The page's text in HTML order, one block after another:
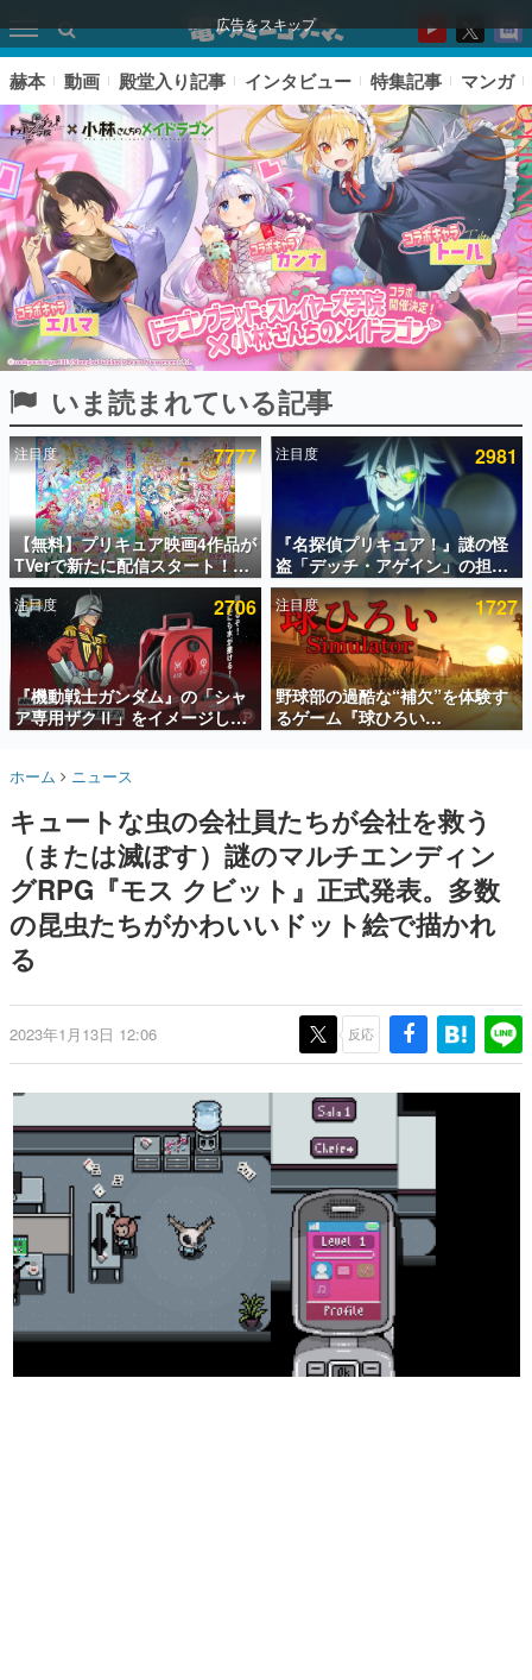
広告をスキップ
ピックアップ
電ファミのいま読まれている記事ランキング
アプリセール情報
インタビュー
連載・特集一覧
殿堂入り記事
SNS拡散数が数千以上！ ページビュー数万以上！ などな
ど。多くの人々に読まれた、電ファミ渾身の“殿堂入り”記
事をまとめました。
名作ゲームクリエイターの方々に製作時のエピソードをお
きます。
赫本
この物語を解いてはいけない。『赫本』は、〈試験問題〉
の形をした短編ホラー小説集です。
ゲーム世代の作家たち
ゲームに多大な影響を受けた作家さんに取材し、ゲームが
日本モバイルゲーム産業史
日本のモバイルゲーム史における主要なトピック・タイト
ルを網羅するほか、開発者へのインタビューや識者による
解説を掲載。約20年の歴史が一望できる決定版！
若ゲのいたり〜ゲームクリエイターの青春〜
『うつヌケ』『ペンと箸』等で知られるマンガ家・田中圭
一先生によるゲーム業界レポートマンガです。
なんでゲームは面白い？
ゲーム開発者・hamatsu氏がゲームの魅力を画面や操作の
具体的な形から解き明かしていく、硬派で骨太な評論連載
赫本 動画 殿堂入り記事 インタビュー 特集記事 マンガ
いま読まれている記事
注目度 7777
【無料】プリキュア映画4作品が
TVerで新たに配信スタート！な
んと2018年～2024年の映画ほぼ
すべてが見放題に、ぶっちゃけ
ありえないラインナップ
注目度 2981
『名探偵プリキュア！』謎の怪
盗「デッチ・アゲイン」の担当
キャストは天﨑滉平さんと判
明。『Re:ゼロから始める異世
界生活』オットー役、『ヒプノ
シスマイク』山田三郎役など
注目度 2706
『機動戦士ガンダム』の「シャ
ア専用ザクⅡ」をイメージした
散水ホースリールが予約開始。
ークやジオン公国軍のエンブレ
注目度 1727
野球部の過酷な“補欠”を体験す
るゲーム『球ひろい
Simulator』が「1件」のウィッ
プロ野球選手から称賛の声
ホーム ニュース
キュートな虫の会社員たちが会社を救う
（または滅ぼす）謎のマルチエンディン
グRPG『モス クビット』正式発表。多数
の昆虫たちがかわいいドット絵で描かれ
る
2023年1月13日 12:06 反応